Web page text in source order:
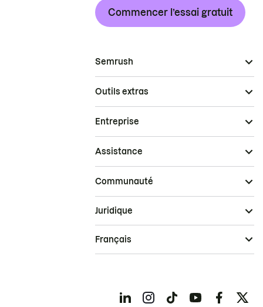
Commencer l’essai gratuit
Semrush
Outils extras
Entreprise
Assistance
Communauté
Juridique
Français